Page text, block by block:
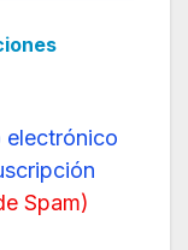
electrónico
Spam)